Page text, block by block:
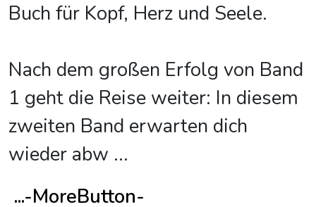
Buch für Kopf, Herz und Seele.
Nach dem großen Erfolg von Band
1 geht die Reise weiter: In diesem
zweiten Band erwarten dich
wieder abw ...
...-MoreButton-